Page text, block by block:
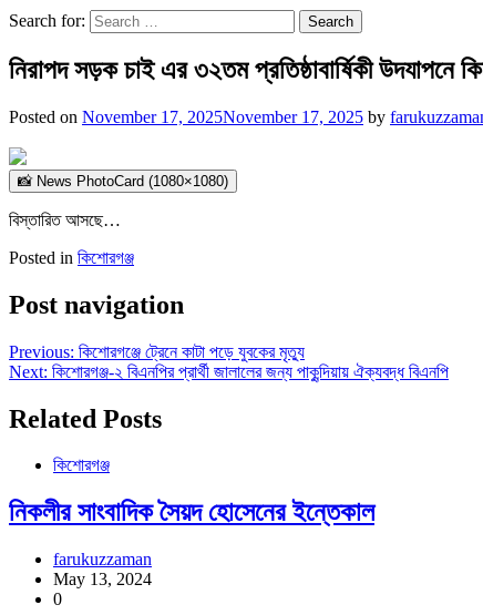
Search for:
নিরাপদ সড়ক চাই এর ৩২তম প্রতিষ্ঠাবার্ষিকী উদযাপনে
Posted on November 17, 2025November 17, 2025 by
📸 News PhotoCard (1080×1080)
বিস্তারিত আসছে…
Posted in কিশোরগঞ্জ
Post navigation
Previous: কিশোরগঞ্জে ট্রেনে কাটা পড়ে যুবকের মৃত্যু
Next: কিশোরগঞ্জ-২ বিএনপির প্রার্থী জালালের জন্য পাকুন্দিয়ায় ঐক্যবদ্ধ বিএনপি
Related Posts
কিশোরগঞ্জ
নিকলীর সাংবাদিক সৈয়দ হোসেনের ইন্তেকাল
farukuzzaman
May 13, 2024
0